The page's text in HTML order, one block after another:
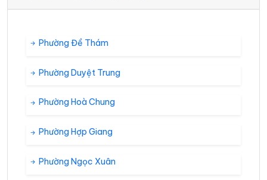
Phường Đề Thám
Phường Duyệt Trung
Phường Hoà Chung
Phường Hợp Giang
Phường Ngọc Xuân